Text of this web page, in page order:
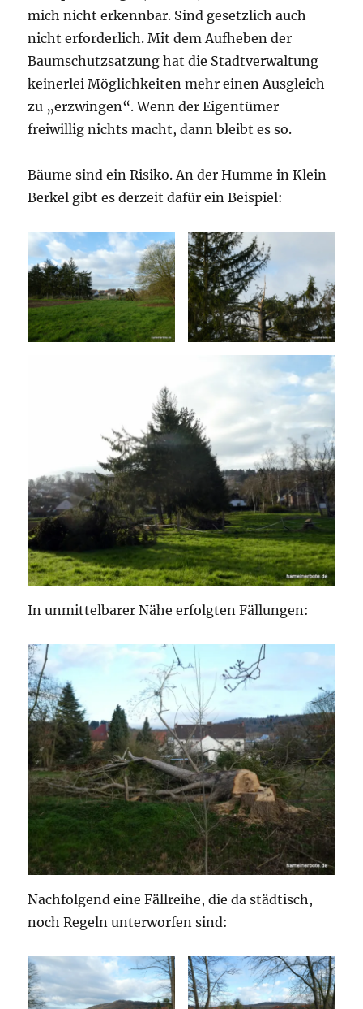
mich nicht erkennbar. Sind gesetzlich auch
nicht erforderlich. Mit dem Aufheben der
Baumschutzsatzung hat die Stadtverwaltung
keinerlei Möglichkeiten mehr einen Ausgleich
zu „erzwingen“. Wenn der Eigentümer
freiwillig nichts macht, dann bleibt es so.
Bäume sind ein Risiko. An der Humme in Klein
Berkel gibt es derzeit dafür ein Beispiel:
In unmittelbarer Nähe erfolgten Fällungen:
Nachfolgend eine Fällreihe, die da städtisch,
noch Regeln unterworfen sind: